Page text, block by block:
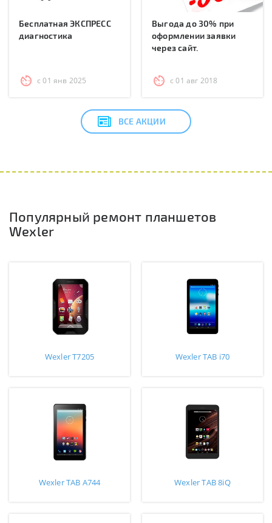
Бесплатная ЭКСПРЕСС
диагностика
с 01 янв 2025
Выгода до 30% при
оформлении заявки
через сайт.
с 01 авг 2018
ВСЕ АКЦИИ
Популярный ремонт планшетов
Wexler
Wexler T7205 Wexler TAB i70
Wexler TAB A744 Wexler TAB 8iQ